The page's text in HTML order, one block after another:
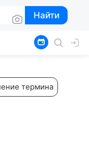
Найти
Найти
термина